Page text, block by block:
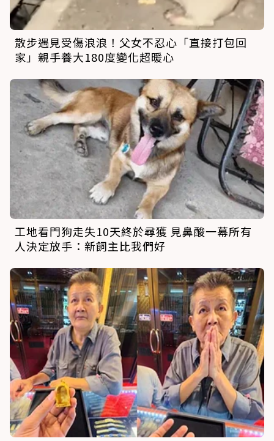
散步遇見受傷浪浪！父女不忍心「直接打包回
家」親手養大180度變化超暖心
工地看門狗走失10天終於尋獲 見鼻酸一幕所有
人決定放手：新飼主比我們好